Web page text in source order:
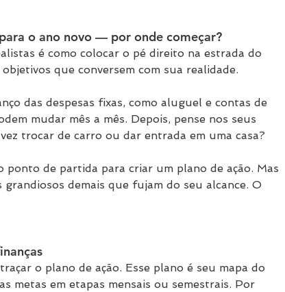
o ano novo — por onde começar?
é como colocar o pé direito na estrada do
que conversem com sua realidade.
das despesas fixas, como aluguel e contas de
mudar mês a mês. Depois, pense nos seus
trocar de carro ou dar entrada em uma casa?
ponto de partida para criar um plano de ação. Mas
demais que fujam do seu alcance. O
o plano de ação. Esse plano é seu mapa do
metas em etapas mensais ou semestrais. Por